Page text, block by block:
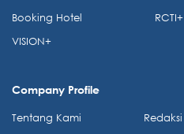
Booking Hotel
VISION+
RCTI+
Company Profile
Tentang Kami
Redaksi